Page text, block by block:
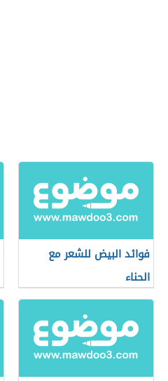
فوائد البيض للشعر مع
الحناء